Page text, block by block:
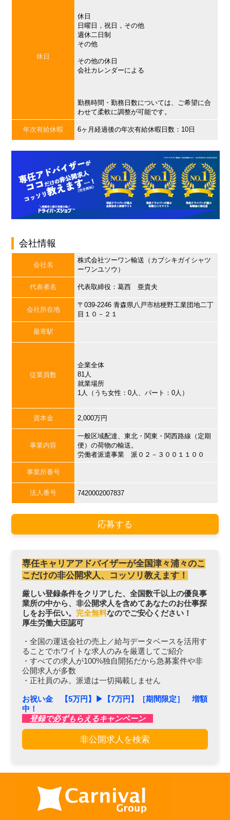
休日
休日
日曜日，祝日，その他
週休二日制
その他
その他の休日
会社カレンダーによる
勤務時間・勤務日数については、ご希望に合
わせて柔軟に調整が可能です。
年次有給休暇 6ヶ月経過後の年次有給休暇日数：10日
会社情報
会社名
株式会社ツーワン輸送（カブシキガイシャツ
ーワンユソウ）
代表者名 代表取締役：葛西 亜貴夫
会社所在地
〒039-2246 青森県八戸市桔梗野工業団地二丁
目１０－２１
最寄駅
従業員数
企業全体
81人
就業場所
1人（うち女性：0人、パート：0人）
資本金 2,000万円
事業内容
一般区域配達、東北・関東・関西路線（定期
便）の荷物の輸送。
労働者派遣事業 派０２－３００１１００
事業所番号
法人番号 7420002007837
応募する
専任キャリアアドバイザーが全国津々浦々のこ
こだけの非公開求人、コッソリ教えます！
厳しい登録条件をクリアした、全国数千以上の優良事
業所の中から、非公開求人を含めてあなたのお仕事探
しをお手伝い。 完全無料なのでご安心ください！
厚生労働大臣認可
・全国の運送会社の売上／給与データベースを活用す
ることでホワイトな求人のみを厳選してご紹介
・すべての求人が100%独自開拓だから急募案件や非
公開求人が多数
・正社員のみ。派遣は一切掲載しません
お祝い金 【5万円】▶︎【7万円】［期間限定］ 増額
中！
登録で必ずもらえるキャンペーン
非公開求人を検索